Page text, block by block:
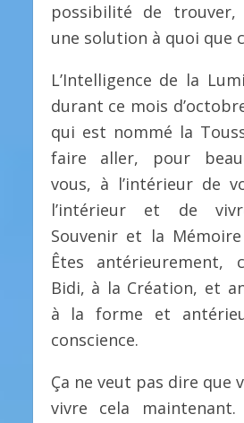
possibilité de trouver,
une solution à quoi que
L’Intelligence de la
durant ce mois
qui est nommé la
faire aller, pour
vous, à l’intérieur de
l’intérieur et de
Souvenir et la
Êtes antérieurement,
Bidi, à la Création, et
à la forme et
conscience.
Ça ne veut pas dire que
vivre cela